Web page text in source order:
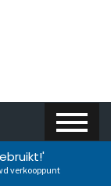
verkooppunt